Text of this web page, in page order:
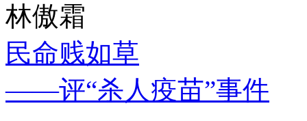
林傲霜
民命贱如草
——评“杀人疫苗”事件